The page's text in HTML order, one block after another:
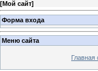
[Мой сайт]
Форма входа
Меню сайта
Главная